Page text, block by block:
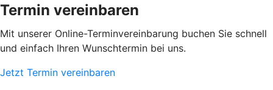
Termin vereinbaren
Mit unserer Online-Terminvereinbarung buchen Sie schnell
und einfach Ihren Wunschtermin bei uns.
Jetzt Termin vereinbaren